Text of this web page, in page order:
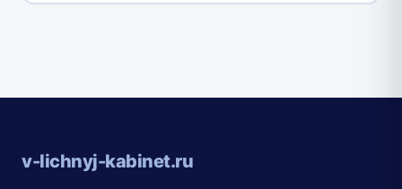
v-lichnyj-kabinet.ru